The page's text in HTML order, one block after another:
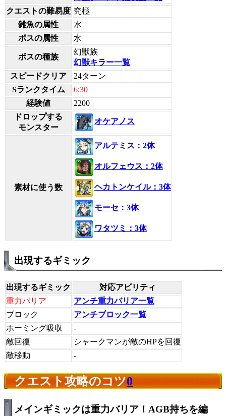
クエストの難易度 究極
雑魚の属性
水
ボスの属性
水
ボスの種族
幻獣族
幻獣キラー一覧
スピードクリア
24ターン
Sランクタイム
6:30
経験値
2200
ドロップする
モンスター
オケアノス
素材に使う数
アルテミス：2体
オルフェウス：2体
ヘカトンケイル：3体
モーセ：3体
ワタツミ：3体
出現するギミック
出現するギミック
対応アビリティ
重力バリア
アンチ重力バリア一覧
ブロック
アンチブロック一覧
ホーミング吸収
-
敵回復
シャークマンが敵のHPを回復
敵移動
-
クエスト攻略のコツ0
メインギミックは重力バリア！AGB持ちを編